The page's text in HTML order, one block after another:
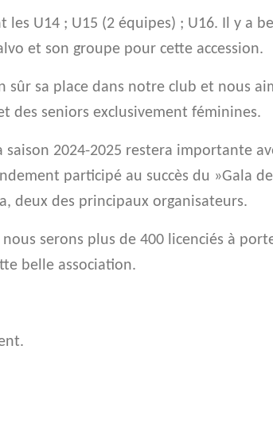
les U14 ; U15 (2 équipes) ; U16. Il y
et son groupe pour cette accession.
sûr sa place dans notre club et nous
des seniors exclusivement féminines.
2024-2025 restera importante
participé au succès du »Gala
deux des principaux organisateurs.
nous serons plus de 400 licenciés à
belle association.